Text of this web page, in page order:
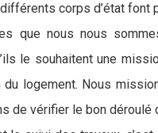
corps d’état
que nous nous
le souhaitent une
logement. Nous
de vérifier le bon